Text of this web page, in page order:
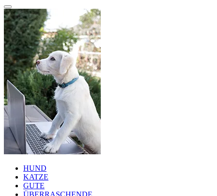
HUND
KATZE
GUTE
ÜBERRASCHENDE